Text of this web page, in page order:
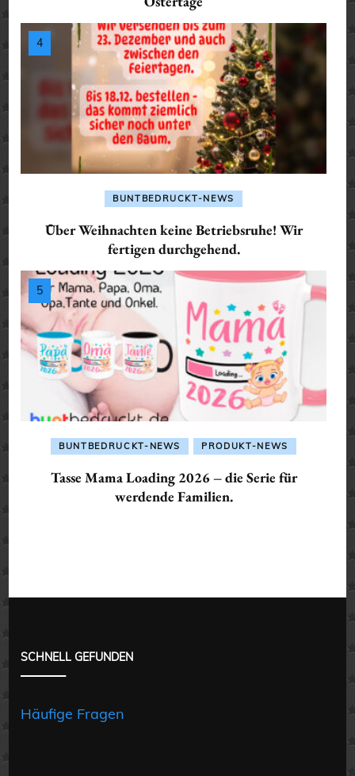
BUNTBEDRUCKT-NEWS
Über Weihnachten keine Betriebsruhe! Wir
fertigen durchgehend.
BUNTBEDRUCKT-NEWS PRODUKT-NEWS
Tasse Mama Loading 2026 – die Serie für
werdende Familien.
SCHNELL GEFUNDEN
Häufige Fragen